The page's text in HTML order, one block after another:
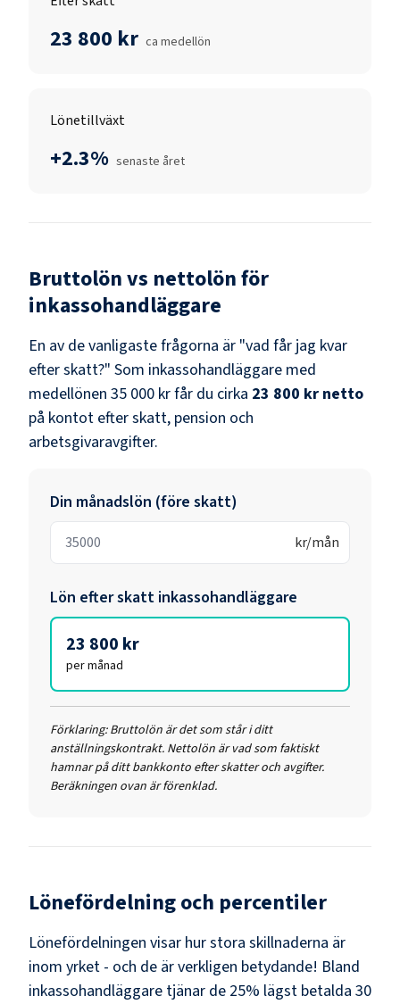
23 800 kr ca medellön
Lönetillväxt
+2.3% senaste året
Bruttolön vs nettolön för
inkassohandläggare
En av de vanligaste frågorna är "vad får jag kvar
efter skatt?" Som inkassohandläggare med
medellönen 35 000 krfår du cirka 23 800 kr netto
på kontot efter skatt, pension och
arbetsgivaravgifter.
Din månadslön (före skatt)
kr/mån
Lön efter skatt inkassohandläggare
23 800 kr
per månad
Förklaring: Bruttolön är det som står i ditt
anställningskontrakt. Nettolön är vad som faktiskt
hamnar på ditt bankkonto efter skatter och avgifter.
Beräkningen ovan är förenklad.
Lönefördelning och percentiler
Lönefördelningen visar hur stora skillnaderna är
inom yrket - och de är verkligen betydande! Bland
inkassohandläggare tjänar de 25% lägst betalda 30